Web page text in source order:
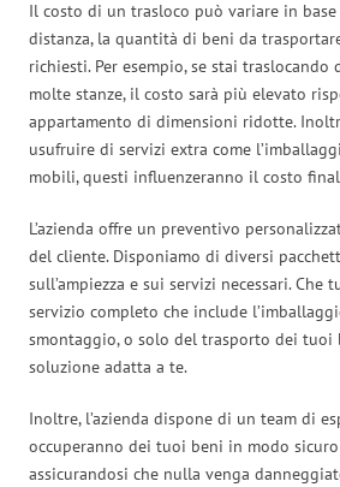
Il costo di un trasloco può variare in
distanza, la quantità di beni da
richiesti. Per esempio, se stai traslocando
molte stanze, il costo sarà più elevato
appartamento di dimensioni ridotte.
usufruire di servizi extra come
mobili, questi influenzeranno il costo
L’azienda offre un preventivo
del cliente. Disponiamo di diversi
sull’ampiezza e sui servizi necessari.
servizio completo che include
smontaggio, o solo del trasporto dei tuoi
soluzione adatta a te.
Inoltre, l’azienda dispone di un team di
occuperanno dei tuoi beni in modo
assicurandosi che nulla venga